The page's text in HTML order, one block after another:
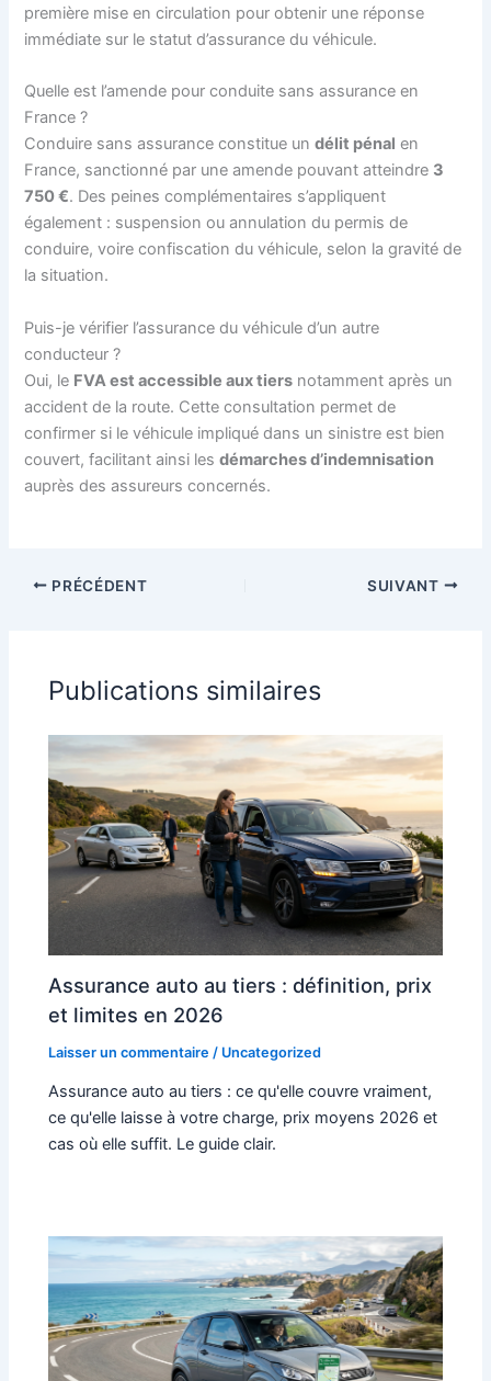
première mise en circulation pour obtenir une réponse
immédiate sur le statut d’assurance du véhicule.
Quelle est l’amende pour conduite sans assurance en
France ?
Conduire sans assurance constitue undélit pénal en
France, sanctionné par une amende pouvant atteindre 3
750 €. Des peines complémentaires s’appliquent
également : suspension ou annulation du permis de
conduire, voire confiscation du véhicule, selon la gravité de
la situation.
Puis-je vérifier l’assurance du véhicule d’un autre
conducteur ?
Oui, le FVA est accessible aux tiers notamment après un
accident de la route. Cette consultation permet de
confirmer si le véhicule impliqué dans un sinistre est bien
couvert, facilitant ainsi lesdémarches d’indemnisation
auprès des assureurs concernés.
PRÉCÉDENT SUIVANT
Publications similaires
Assurance auto au tiers : définition, prix
et limites en 2026
Laisser un commentaire / Uncategorized
Assurance auto au tiers : ce qu'elle couvre vraiment,
ce qu'elle laisse à votre charge, prix moyens 2026 et
cas où elle suffit. Le guide clair.